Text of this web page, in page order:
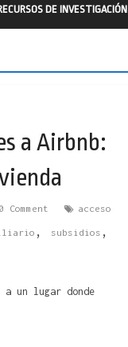
DE INVESTIGACIÓN
a Airbnb:
Comment acceso
, subsidios ,
un lugar donde